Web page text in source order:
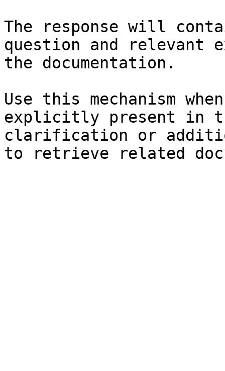
The response will
question and relevant
the documentation.
Use this mechanism
explicitly present in
clarification or